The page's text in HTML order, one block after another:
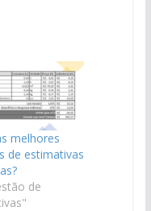
melhores
de estimativas
de